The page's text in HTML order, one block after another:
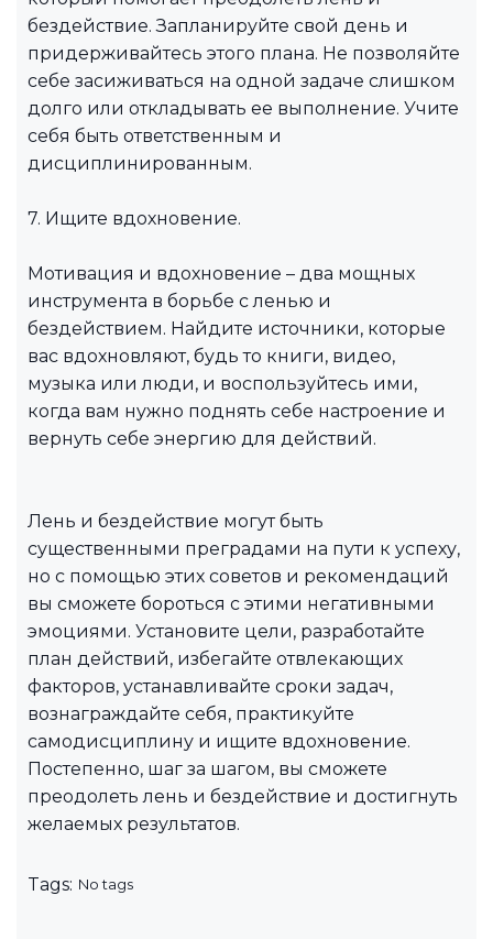
бездействие. Запланируйте свой день и
придерживайтесь этого плана. Не позволяйте
себе засиживаться на одной задаче слишком
долго или откладывать ее выполнение. Учите
себя быть ответственным и
дисциплинированным.
7. Ищите вдохновение.
Мотивация и вдохновение – два мощных
инструмента в борьбе с ленью и
бездействием. Найдите источники, которые
вас вдохновляют, будь то книги, видео,
музыка или люди, и воспользуйтесь ими,
когда вам нужно поднять себе настроение и
вернуть себе энергию для действий.
Лень и бездействие могут быть
существенными преградами на пути к успеху,
но с помощью этих советов и рекомендаций
вы сможете бороться с этими негативными
эмоциями. Установите цели, разработайте
план действий, избегайте отвлекающих
факторов, устанавливайте сроки задач,
вознаграждайте себя, практикуйте
самодисциплину и ищите вдохновение.
Постепенно, шаг за шагом, вы сможете
преодолеть лень и бездействие и достигнуть
желаемых результатов.
Tags: No tags